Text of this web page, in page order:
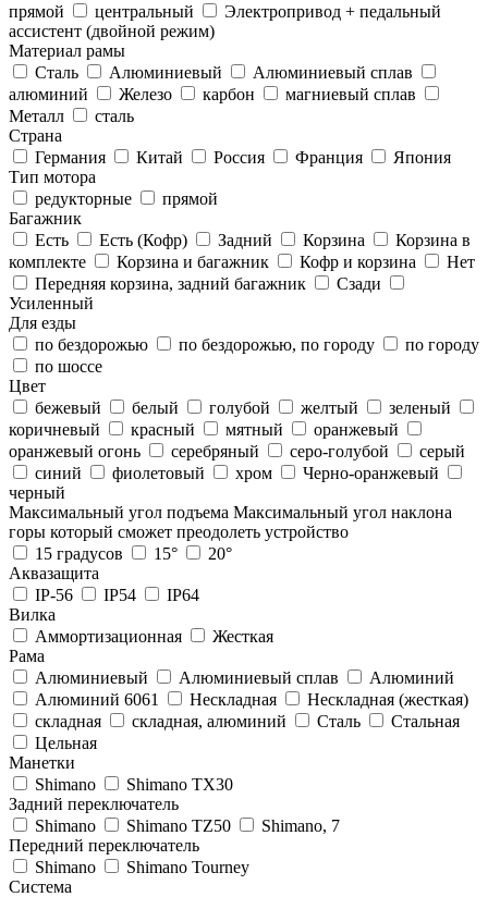
прямой
центральный
Электропривод + педальный
ассистент (двойной режим)
Материал рамы
Cталь
Алюминиевый
Алюминиевый сплав
алюминий
Железо карбон
магниевый сплав
Металл
сталь
Страна
Германия
Китай Россия Франция
Япония
Тип мотора
редукторные
прямой
Багажник
Есть
Есть (Кофр) Задний Корзина
Корзина в
комплекте
Корзина и багажник Кофр и корзина
Нет
Передняя корзина, задний багажник
Сзади
Усиленный
Для езды
по бездорожью
по бездорожью, по городу
по городу
по шоссе
Цвет
бежевый
белый голубой желтый
зеленый
коричневый
красный мятный
оранжевый
оранжевый огонь
серебряный серо-голубой
серый
синий
фиолетовый хром
Черно-оранжевый
черный
Максимальный угол подъема Максимальный угол наклона
горы который сможет преодолеть устройство
15 градусов
15°
20°
Аквазащита
IP-56
IP54
IP64
Вилка
Аммортизационная
Жесткая
Рама
Алюминиевый
Алюминиевый сплав
Алюминий
Алюминий 6061
Нескладная
Нескладная (жесткая)
складная
складная, алюминий Сталь
Стальная
Цельная
Манетки
Shimano
Shimano TX30
Задний переключатель
Shimano
Shimano TZ50
Shimano, 7
Передний переключатель
Shimano
Shimano Tourney
Система